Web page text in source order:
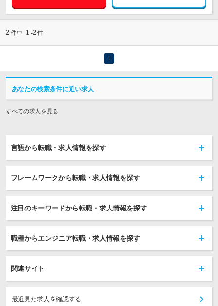
2 件中 1 -2 件
1
あなたの検索条件に近い求人
すべての求人を見る
言語から転職・求人情報を探す
フレームワークから転職・求人情報を探す
注目のキーワードから転職・求人情報を探す
職種からエンジニア転職・求人情報を探す
関連サイト
最近見た求人を確認する